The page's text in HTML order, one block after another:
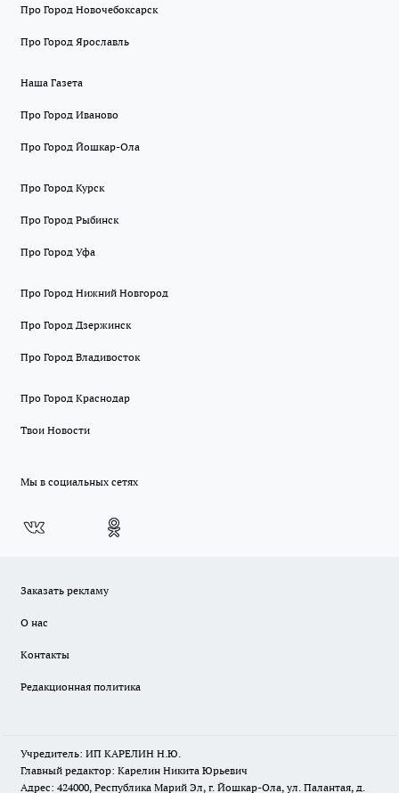
Про Город Новочебоксарск
Про Город Ярославль
Наша Газета
Про Город Иваново
Про Город Йошкар-Ола
Про Город Курск
Про Город Рыбинск
Про Город Уфа
Про Город Нижний Новгород
Про Город Дзержинск
Про Город Владивосток
Про Город Краснодар
Твои Новости
Мы в социальных сетях
Заказать рекламу
О нас
Контакты
Редакционная политика
Учредитель: ИП КАРЕЛИН Н.Ю.
Главный редактор: Карелин Никита Юрьевич
Адрес: 424000, Республика Марий Эл, г. Йошкар-Ола, ул. Палантая, д.